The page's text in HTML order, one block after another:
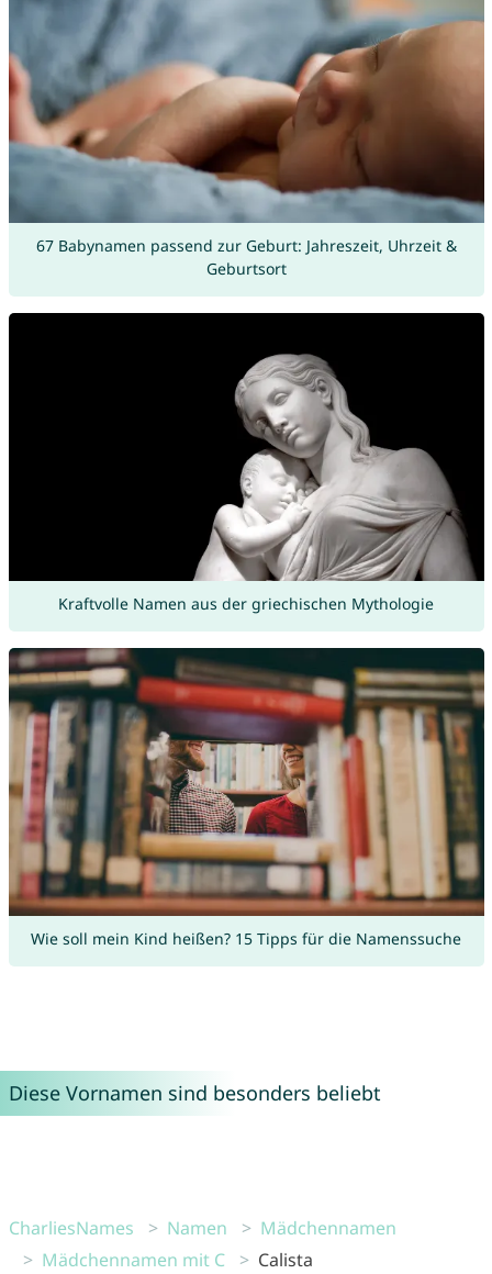
67 Babynamen passend zur Geburt: Jahreszeit, Uhrzeit &
Geburtsort
Kraftvolle Namen aus der griechischen Mythologie
Wie soll mein Kind heißen? 15 Tipps für die Namenssuche
Diese Vornamen sind besonders beliebt
CharliesNames Namen
Mädchennamen
Mädchennamen mit C
Calista